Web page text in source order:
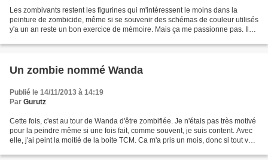
Les zombivants restent les figurines qui m'intéressent le moins dans la
peinture de zombicide, même si se souvenir des schémas de couleur utilisés
y'a un an reste un bon exercice de mémoire. Mais ça me passionne pas. Il
Un zombie nommé Wanda
Publié le 14/11/2013 à 14:19
Par Gurutz
Cette fois, c'est au tour de Wanda d'être zombifiée. Je n'étais pas très motivé
pour la peindre même si une fois fait, comme souvent, je suis content. Avec
elle, j'ai peint la moitié de la boite TCM. Ca m'a pris un mois, donc si tout va